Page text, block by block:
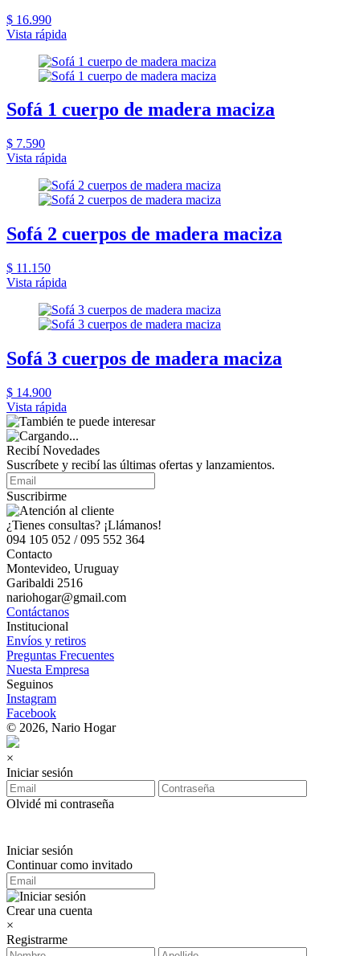
$ 16.990
Vista rápida
Sofá 1 cuerpo de madera maciza
$ 7.590
Vista rápida
Sofá 2 cuerpos de madera maciza
$ 11.150
Vista rápida
Sofá 3 cuerpos de madera maciza
$ 14.900
Vista rápida
Recibí Novedades
Suscríbete y recibí las últimas ofertas y lanzamientos.
Suscribirme
¿Tienes consultas? ¡Llámanos!
094 105 052 / 095 552 364
Contacto
Montevideo, Uruguay
Garibaldi 2516
nariohogar@gmail.com
Contáctanos
Institucional
Envíos y retiros
Preguntas Frecuentes
Nuesta Empresa
Seguinos
Instagram
Facebook
© 2026, Nario Hogar
×
Iniciar sesión
Olvidé mi contraseña
Iniciar sesión
Continuar como invitado
Crear una cuenta
×
Registrarme